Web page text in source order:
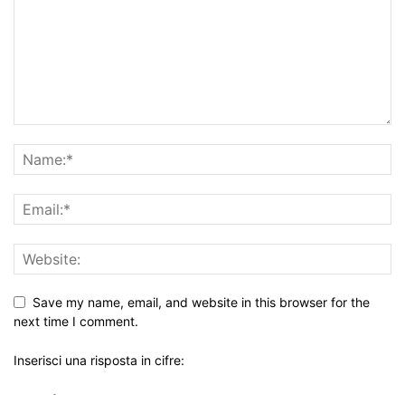
Save my name, email, and website in this browser for the
next time I comment.
Inserisci una risposta in cifre: